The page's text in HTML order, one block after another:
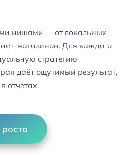
нишами — от локальных
магазинов. Для каждого
стратегию
даёт ощутимый результат,
отчётах.